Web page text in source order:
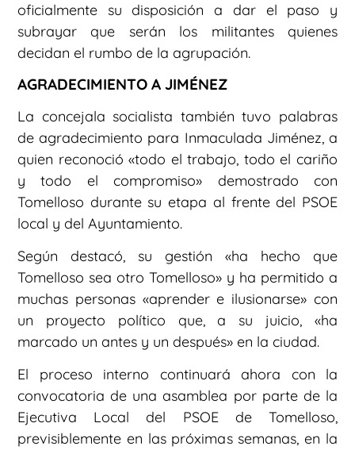
oficialmente su disposición a dar el paso y
subrayar que serán los militantes quienes
decidan el rumbo de la agrupación.
AGRADECIMIENTO A JIMÉNEZ
La concejala socialista también tuvo palabras
de agradecimiento para Inmaculada Jiménez, a
quien reconoció «todo el trabajo, todo el cariño
y todo el compromiso» demostrado con
Tomelloso durante su etapa al frente del PSOE
local y del Ayuntamiento.
Según destacó, su gestión «ha hecho que
Tomelloso sea otro Tomelloso» y ha permitido a
muchas personas «aprender e ilusionarse» con
un proyecto político que, a su juicio, «ha
marcado un antes y un después» en la ciudad.
El proceso interno continuará ahora con la
convocatoria de una asamblea por parte de la
Ejecutiva Local del PSOE de Tomelloso,
previsiblemente en las próximas semanas, en la